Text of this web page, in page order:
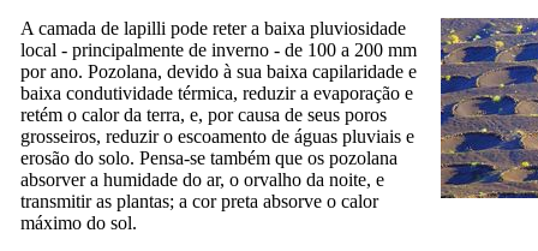
A camada de lapilli pode reter a baixa pluviosidade
local - principalmente de inverno - de 100 a 200 mm
por ano. Pozolana, devido à sua baixa capilaridade e
baixa condutividade térmica, reduzir a evaporação e
retém o calor da terra, e, por causa de seus poros
grosseiros, reduzir o escoamento de águas pluviais e
erosão do solo. Pensa-se também que os pozolana
absorver a humidade do ar, o orvalho da noite, e
transmitir as plantas; a cor preta absorve o calor
máximo do sol.